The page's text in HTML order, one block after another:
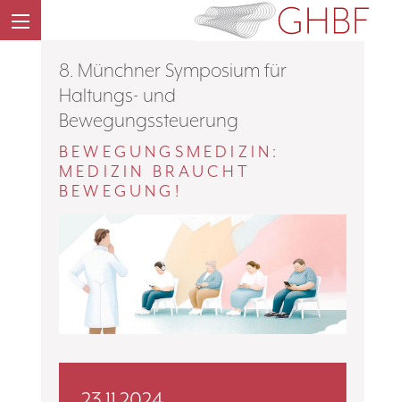
8. Münchner Symposium für
Haltungs- und
Bewegungssteuerung
BEWEGUNGSMEDIZIN:
MEDIZIN BRAUCHT
BEWEGUNG!